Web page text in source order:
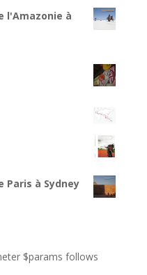
l'Amazonie à
Paris à Sydney
$params follows